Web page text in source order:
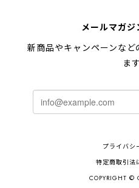
2024/02/10
した！とても早い対応であ
レゼント用だったけど自分
ありがとうございました！
メールマガジ
新商品やキャンペーンな
ます
プライバシ
特定商取引法
COPYRIGHT